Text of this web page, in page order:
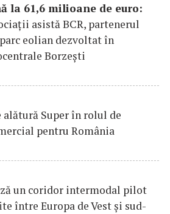
la 61,6 milioane de euro:
asistă BCR, partenerul
eolian dezvoltat în
Borzești
alătură Super în rolul de
pentru România
un coridor intermodal pilot
între Europa de Vest și sud-